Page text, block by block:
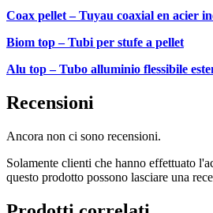
Coax pellet – Tuyau coaxial en acier
Biom top – Tubi per stufe a pellet
Alu top – Tubo alluminio flessibile
Recensioni
Ancora non ci sono recensioni.
Solamente clienti che hanno effettuato
questo prodotto possono lasciare una